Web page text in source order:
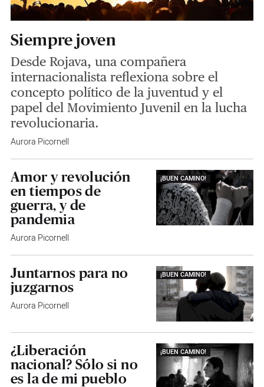
Siempre joven
Desde Rojava, una compañera
internacionalista reflexiona sobre el
concepto político de la juventud y el
papel del Movimiento Juvenil en la lucha
revolucionaria.
Aurora Picornell
¡BUEN CAMINO!
Amor y revolución
en tiempos de
guerra, y de
pandemia
Aurora Picornell
¡BUEN CAMINO!
Juntarnos para no
juzgarnos
Aurora Picornell
¡BUEN CAMINO!
¿Liberación
nacional? Sólo si no
es la de mi pueblo